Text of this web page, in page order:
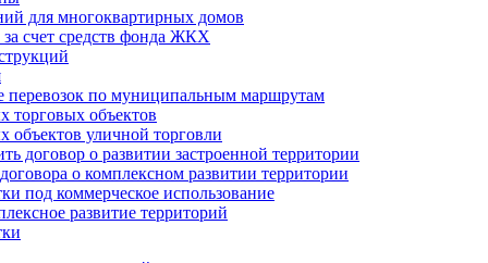
для многоквартирных домов
счет средств фонда ЖКХ
перевозок по муниципальным маршрутам
торговых объектов
объектов уличной торговли
договор о развитии застроенной территории
о комплексном развитии территории
под коммерческое использование
развитие территорий